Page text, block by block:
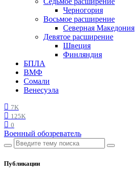
Черногория
Восьмое расширение
Северная Македония
Девятое расширение
Швеция
Финляндия
БПЛА
ВМФ
Сомали
Венесуэла
7K
125K
0
Военный обозреватель
Публикации